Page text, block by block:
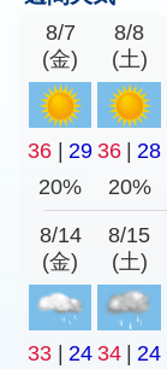
8/7
(金)
8/8
(土)
36 | 29 36 | 28
20%
20%
8/14
(金)
8/15
(土)
33 | 24 34 | 24